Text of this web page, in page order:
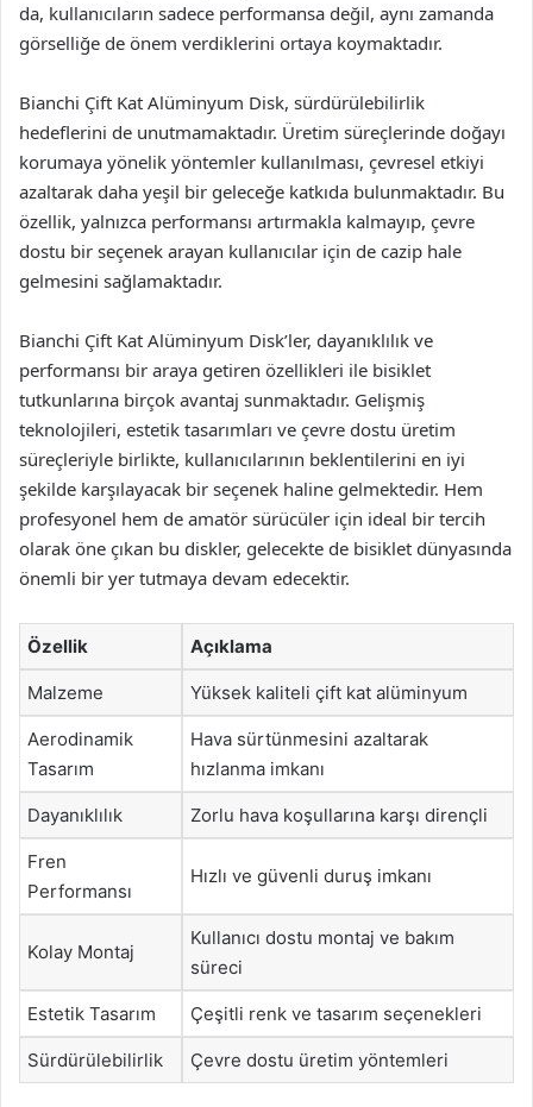
da, kullanıcıların sadece performansa değil, aynı zamanda
görselliğe de önem verdiklerini ortaya koymaktadır.
Bianchi Çift Kat Alüminyum Disk, sürdürülebilirlik
hedeflerini de unutmamaktadır. Üretim süreçlerinde doğayı
korumaya yönelik yöntemler kullanılması, çevresel etkiyi
azaltarak daha yeşil bir geleceğe katkıda bulunmaktadır. Bu
özellik, yalnızca performansı artırmakla kalmayıp, çevre
dostu bir seçenek arayan kullanıcılar için de cazip hale
gelmesini sağlamaktadır.
Bianchi Çift Kat Alüminyum Disk’ler, dayanıklılık ve
performansı bir araya getiren özellikleri ile bisiklet
tutkunlarına birçok avantaj sunmaktadır. Gelişmiş
teknolojileri, estetik tasarımları ve çevre dostu üretim
süreçleriyle birlikte, kullanıcılarının beklentilerini en iyi
şekilde karşılayacak bir seçenek haline gelmektedir. Hem
profesyonel hem de amatör sürücüler için ideal bir tercih
olarak öne çıkan bu diskler, gelecekte de bisiklet dünyasında
önemli bir yer tutmaya devam edecektir.
Özellik Açıklama
Malzeme Yüksek kaliteli çift kat alüminyum
Aerodinamik
Tasarım
Hava sürtünmesini azaltarak
hızlanma imkanı
Dayanıklılık Zorlu hava koşullarına karşı dirençli
Fren
Performansı
Hızlı ve güvenli duruş imkanı
Kolay Montaj
Kullanıcı dostu montaj ve bakım
süreci
Estetik Tasarım Çeşitli renk ve tasarım seçenekleri
Sürdürülebilirlik Çevre dostu üretim yöntemleri